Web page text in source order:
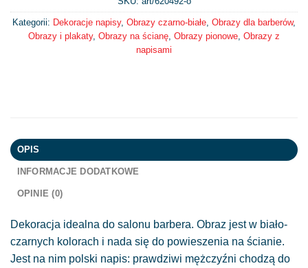
Kategorii: Dekoracje napisy, Obrazy czarno-białe Obrazy dla barberów,
Obrazy i plakaty, Obrazy na ścianę Obrazy pionowe Obrazy z
napisami
OPIS
INFORMACJE DODATKOWE
OPINIE (0)
Dekoracja idealna do salonu barbera. Obraz jest w biało-
czarnych kolorach i nada się do powieszenia na ścianie.
Jest na nim polski napis: prawdziwi mężczyźni chodzą do